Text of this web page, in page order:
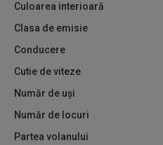
Culoarea interioară
Clasa de emisie
Conducere
Cutie de viteze
Număr de uși
Număr de locuri
Partea volanului